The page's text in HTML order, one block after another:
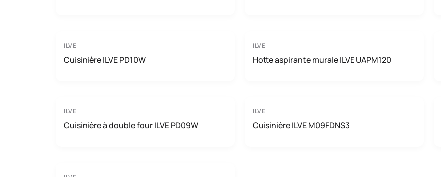
ILVE
Cuisinière ILVE PD10W
ILVE
Hotte aspirante murale ILVE UAPM120
ILVE
Cuisinière à double four ILVE PD09W
ILVE
Cuisinière ILVE M09FDNS3